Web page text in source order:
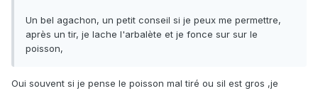
Un bel agachon, un petit conseil si je peux me permettre,
après un tir, je lache l'arbalète et je fonce sur sur le
poisson,
Oui souvent si je pense le poisson mal tiré ou sil est gros ,je